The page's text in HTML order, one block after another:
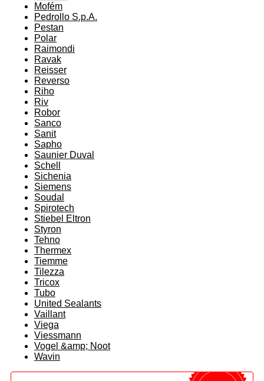
Mofém
Pedrollo S.p.A.
Pestan
Polar
Raimondi
Ravak
Reisser
Reverso
Riho
Riv
Robor
Sanco
Sanit
Sapho
Saunier Duval
Schell
Sichenia
Siemens
Soudal
Spirotech
Stiebel Eltron
Styron
Tehno
Thermex
Tiemme
Tilezza
Tricox
Tubo
United Sealants
Vaillant
Viega
Viessmann
Vogel &amp; Noot
Wavin